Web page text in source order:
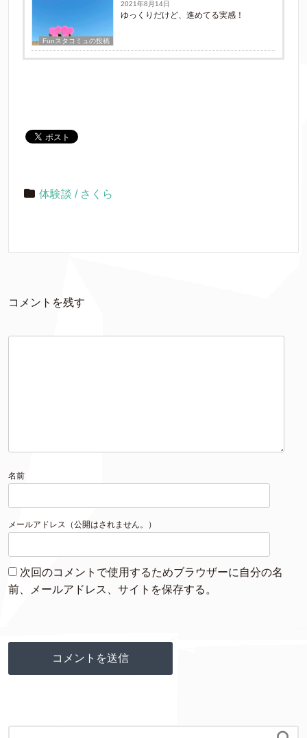
Funスタコミュの投稿
2021年8月14日
ゆっくりだけど、進めてる実感！
体験談 / さくら
コメントを残す
名前
メールアドレス（公開はされません。）
次回のコメントで使用するためブラウザーに自分の名
前、メールアドレス、サイトを保存する。